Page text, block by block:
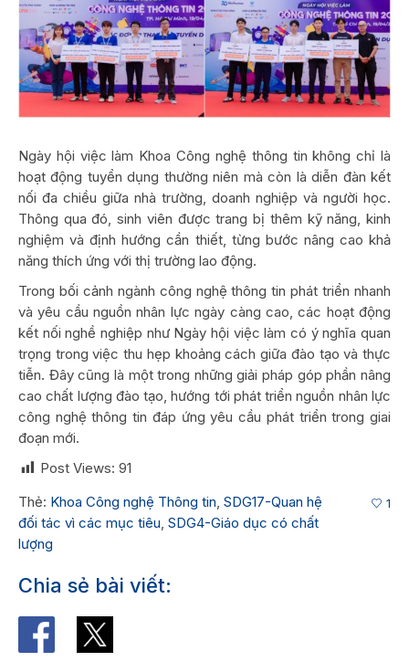
Ngày hội việc làm Khoa Công nghệ thông tin không chỉ là
hoạt động tuyển dụng thường niên mà còn là diễn đàn kết
nối đa chiều giữa nhà trường, doanh nghiệp và người học.
Thông qua đó, sinh viên được trang bị thêm kỹ năng, kinh
nghiệm và định hướng cần thiết, từng bước nâng cao khả
năng thích ứng với thị trường lao động.
Trong bối cảnh ngành công nghệ thông tin phát triển nhanh
và yêu cầu nguồn nhân lực ngày càng cao, các hoạt động
kết nối nghề nghiệp như Ngày hội việc làm có ý nghĩa quan
trọng trong việc thu hẹp khoảng cách giữa đào tạo và thực
tiễn. Đây cũng là một trong những giải pháp góp phần nâng
cao chất lượng đào tạo, hướng tới phát triển nguồn nhân lực
công nghệ thông tin đáp ứng yêu cầu phát triển trong giai
đoạn mới.
Post Views: 91
Thẻ: Khoa Công nghệ Thông tin, SDG17-Quan hệ
đối tác vì các mục tiêu, SDG4-Giáo dục có chất
lượng
1
Chia sẻ bài viết: